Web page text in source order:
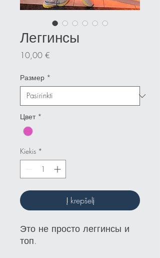
Леггинсы
10,00 €
Размер *
Цвет *
Kiekis *
Į krepšelį
Это не просто леггинсы и
топ.